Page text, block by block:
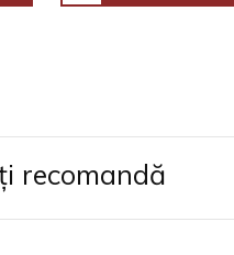
recomandă